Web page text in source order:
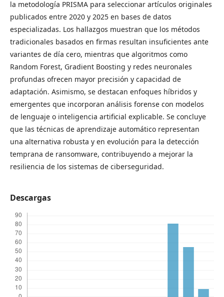
la metodología PRISMA para seleccionar artículos originales
publicados entre 2020 y 2025 en bases de datos
especializadas. Los hallazgos muestran que los métodos
tradicionales basados en firmas resultan insuficientes ante
variantes de día cero, mientras que algoritmos como
Random Forest, Gradient Boosting y redes neuronales
profundas ofrecen mayor precisión y capacidad de
adaptación. Asimismo, se destacan enfoques híbridos y
emergentes que incorporan análisis forense con modelos
de lenguaje o inteligencia artificial explicable. Se concluye
que las técnicas de aprendizaje automático representan
una alternativa robusta y en evolución para la detección
temprana de ransomware, contribuyendo a mejorar la
resiliencia de los sistemas de ciberseguridad.
Descargas